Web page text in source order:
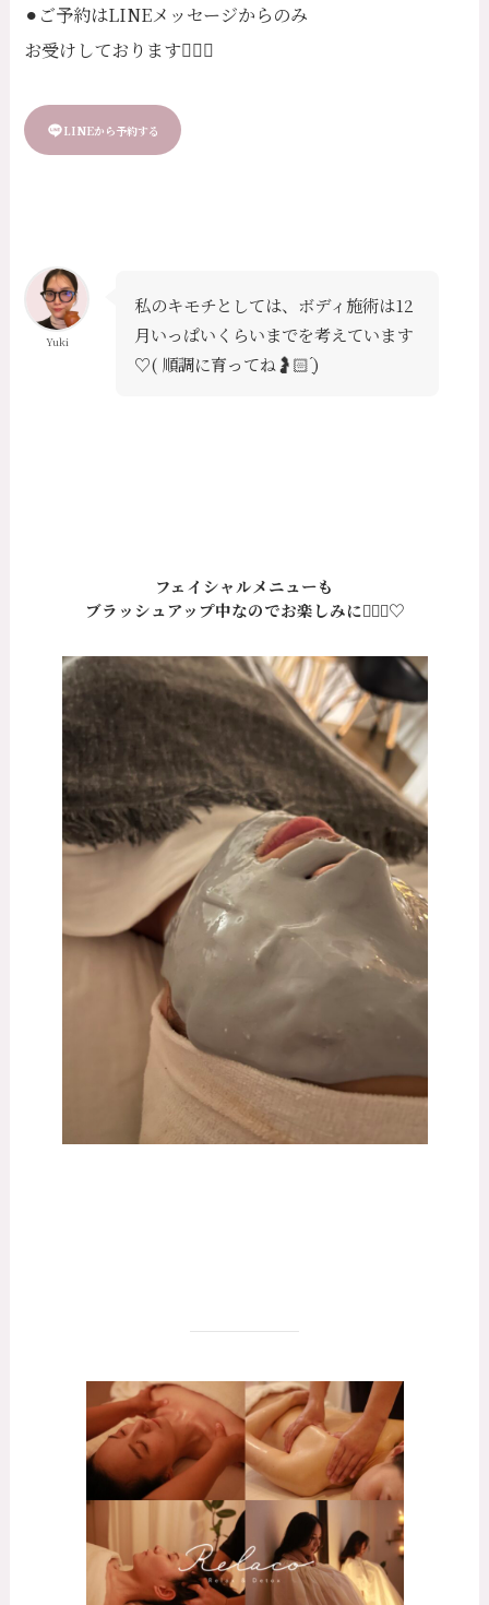
⚫︎ご予約はLINEメッセージからのみ
お受けしております🙆🏻‍♀️
LINEから予約する
Yuki
私のキモチとしては、ボディ施術は12
月いっぱいくらいまでを考えています
♡( 順調に育ってね🤰🏻 ̖́)
フェイシャルメニューも
ブラッシュアップ中なのでお楽しみに💆🏻‍♀️♡